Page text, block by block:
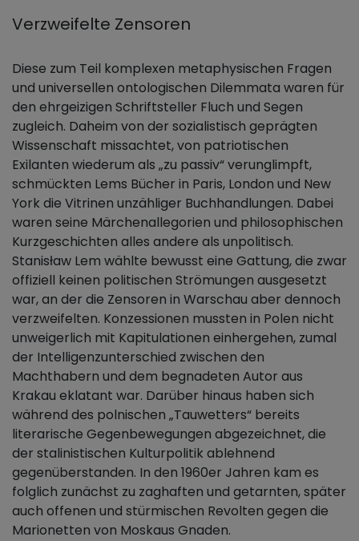
Verzweifelte Zensoren
Diese zum Teil komplexen metaphysischen Fragen
und universellen ontologischen Dilemmata waren für
den ehrgeizigen Schriftsteller Fluch und Segen
zugleich. Daheim von der sozialistisch geprägten
Wissenschaft missachtet, von patriotischen
Exilanten wiederum als „zu passiv“ verunglimpft,
schmückten Lems Bücher in Paris, London und New
York die Vitrinen unzähliger Buchhandlungen. Dabei
waren seine Märchenallegorien und philosophischen
Kurzgeschichten alles andere als unpolitisch.
Stanisław Lem wählte bewusst eine Gattung, die zwar
offiziell keinen politischen Strömungen ausgesetzt
war, an der die Zensoren in Warschau aber dennoch
verzweifelten. Konzessionen mussten in Polen nicht
unweigerlich mit Kapitulationen einhergehen, zumal
der Intelligenzunterschied zwischen den
Machthabern und dem begnadeten Autor aus
Krakau eklatant war. Darüber hinaus haben sich
während des polnischen „Tauwetters“ bereits
literarische Gegenbewegungen abgezeichnet, die
der stalinistischen Kulturpolitik ablehnend
gegenüberstanden. In den 1960er Jahren kam es
folglich zunächst zu zaghaften und getarnten, später
auch offenen und stürmischen Revolten gegen die
Marionetten von Moskaus Gnaden.